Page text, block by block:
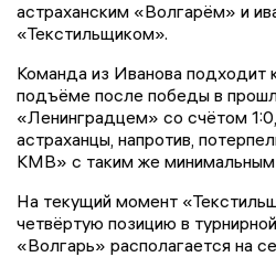
астраханским «Волгарём» и
«Текстильщиком».
Команда из Иванова подходит
подъёме после победы в
«Ленинградцем» со счётом
астраханцы, напротив,
КМВ» с таким же минимальным
На текущий момент
четвёртую позицию в
«Волгарь» располагается на